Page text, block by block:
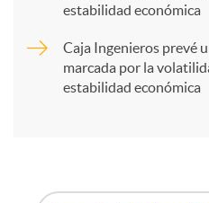
estabilidad económica
Caja Ingenieros prevé
marcada por la
estabilidad económica